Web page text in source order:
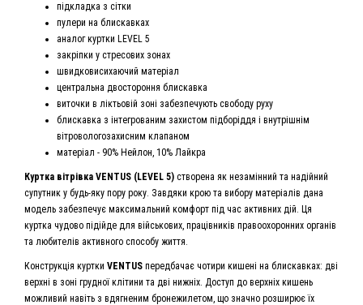
підкладка з сітки
пулери на блискавках
аналог куртки LEVEL 5
закріпки у стресових зонах
швидковисихаючий матеріал
центральна двостороння блискавка
виточки в ліктьовій зоні забезпечують свободу руху
блискавка з інтегрованим захистом підборіддя і внутрішнім
вітровологозахисним клапаном
матеріал - 90% Нейлон, 10% Лайкра
Куртка вітрівка VENTUS (LEVEL 5) створена як незамінний та надійний
супутник у будь-яку пору року. Завдяки крою та вибору матеріалів дана
модель забезпечує максимальний комфорт під час активних дій. Ця
куртка чудово підійде для військових, працівників правоохоронних органів
та любителів активного способу життя.
Конструкція куртки VENTUS передбачає чотири кишені на блискавках: дві
верхні в зоні грудної клітини та дві нижніх. Доступ до верхніх кишень
можливий навіть з вдягненим бронежилетом, що значно розширює їх